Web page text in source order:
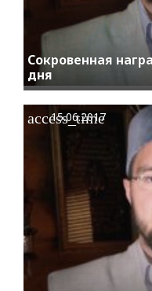
Сокровенная
дня
access_time
15.06.2017